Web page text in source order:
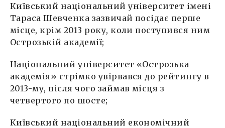
Київський національний університет імені
Тараса Шевченка зазвичай посідає перше
місце, крім 2013 року, коли поступився ним
Острозькій академії;
Національний університет «Острозька
академія» стрімко увірвався до рейтингу в
2013-му, після чого займав місця з
четвертого по шосте;
Київський національний економічний